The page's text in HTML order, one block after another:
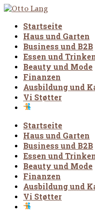
Startseite
Haus und Garten
Business und B2B
Essen und
Beauty und Mode
Finanzen
Ausbildung und
Vi Støtter
Startseite
Haus und Garten
Business und B2B
Essen und
Beauty und Mode
Finanzen
Ausbildung und
Vi Støtter